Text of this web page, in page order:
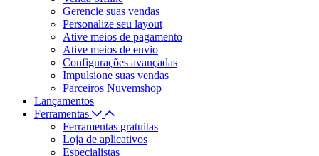
Gerencie suas vendas
Personalize seu layout
Ative meios de pagamento
Ative meios de envio
Configurações avançadas
Impulsione suas vendas
Parceiros Nuvemshop
Lançamentos
Ferramentas
Ferramentas gratuitas
Loja de aplicativos
Especialistas